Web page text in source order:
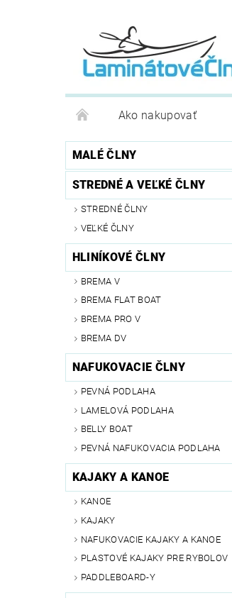
Ako nakupovať
MALÉ ČLNY
STREDNÉ A VEĽKÉ ČLNY
STREDNÉ ČLNY
VEĽKÉ ČLNY
HLINÍKOVÉ ČLNY
BREMA V
BREMA FLAT BOAT
BREMA PRO V
BREMA DV
NAFUKOVACIE ČLNY
PEVNÁ PODLAHA
LAMELOVÁ PODLAHA
BELLY BOAT
PEVNÁ NAFUKOVACIA PODLAHA
KAJAKY A KANOE
KANOE
KAJAKY
NAFUKOVACIE KAJAKY A KANOE
PLASTOVÉ KAJAKY PRE RYBOLOV
PADDLEBOARD-Y